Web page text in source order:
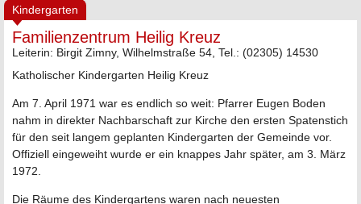
Kindergarten
Familienzentrum Heilig Kreuz
Leiterin: Birgit Zimny, Wilhelmstraße 54, Tel.: (02305) 14530
Katholischer Kindergarten Heilig Kreuz
Am 7. April 1971 war es endlich so weit: Pfarrer Eugen Boden
nahm in direkter Nachbarschaft zur Kirche den ersten Spatenstich
für den seit langem geplanten Kindergarten der Gemeinde vor.
Offiziell eingeweiht wurde er ein knappes Jahr später, am 3. März
1972.
Die Räume des Kindergartens waren nach neuesten